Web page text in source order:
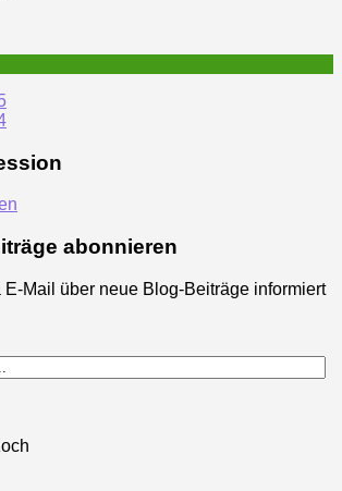
abonnieren
E-Mail über neue Blog-Beiträge informiert